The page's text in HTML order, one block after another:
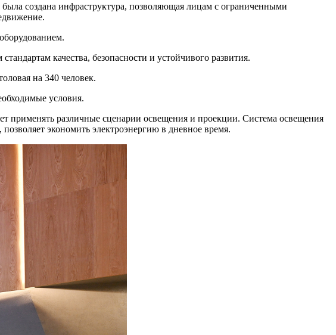
создана инфраструктура, позволяющая лицам с ограниченными
качества, безопасности и устойчивого развития.
на 340 человек.
условия.
применять различные сценарии освещения и проекции. Система освещения
экономить электроэнергию в дневное время.